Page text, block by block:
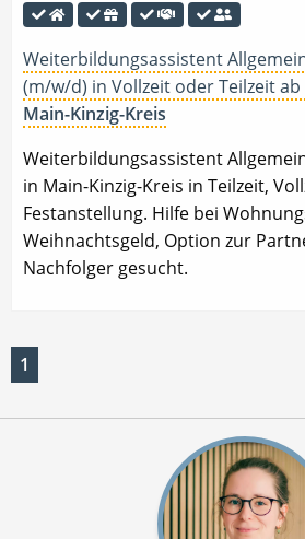
Weiterbildungsassistent
(m/w/d) in Vollzeit oder Teilzeit
Main-Kinzig-Kreis
Weiterbildungsassistent
in Main-Kinzig-Kreis in Teilzeit,
Festanstellung. Hilfe bei
Weihnachtsgeld, Option zur
Nachfolger gesucht.
1